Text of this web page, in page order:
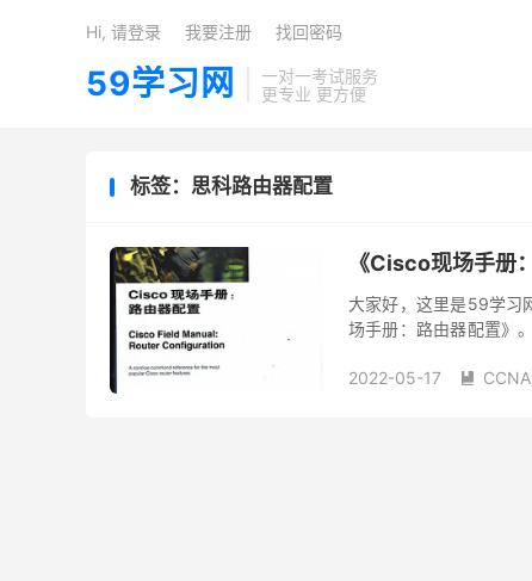
59学习网
一对一考试服务
更专业 更方便
Hi, 请登录 我要注册 找回密码
标签：思科路由器配置
《Cisco现场手册
大家好，这里是59学
场手册：路由器配置》
2022-05-17 